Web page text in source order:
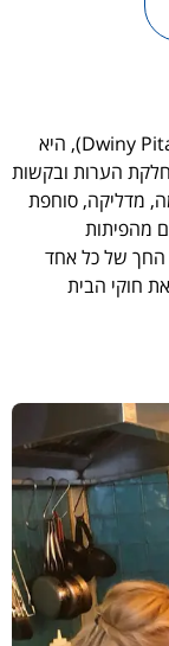
דיני קסורלה, הבעלים של דוויני פיתה בר (Dwiny Pita Bar), היא
הערות ובקשות
מדליקה, סוחפת
מהפיתות
החך של כל אחד
חוקי הבית